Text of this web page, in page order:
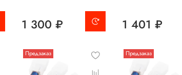
1 300 ₽ 1 401 ₽
Предзаказ Предзаказ